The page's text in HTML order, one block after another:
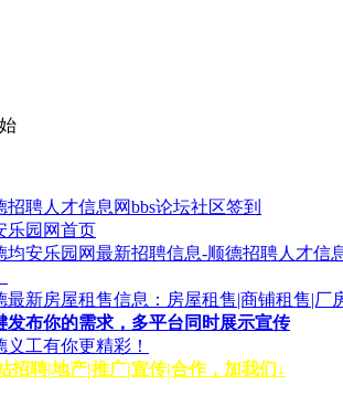
招聘人才信息网bbs论坛社区签到
乐园网首页
均安乐园网最新招聘信息-顺德招聘人才信
最新房屋租售信息：房屋租售|商铺租售|厂
发布你的需求，多平台同时展示宣传
义工有你更精彩！
招聘|地产|推广|宣传|合作，加我们↓